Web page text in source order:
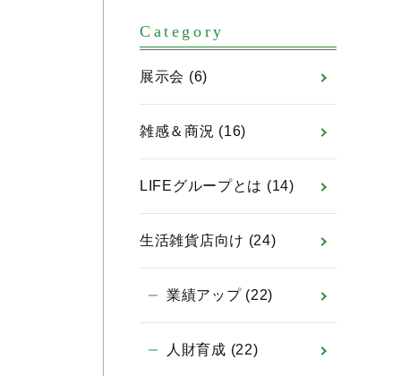
Category
展示会 (6)
雑感＆商況 (16)
LIFEグループとは (14)
生活雑貨店向け (24)
業績アップ (22)
人財育成 (22)